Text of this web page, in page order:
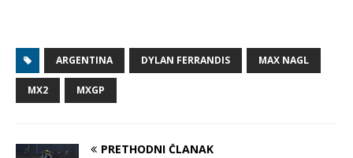
ARGENTINA DYLAN FERRANDIS MAX NAGL
MX2 MXGP
PRETHODNI ČLANAK